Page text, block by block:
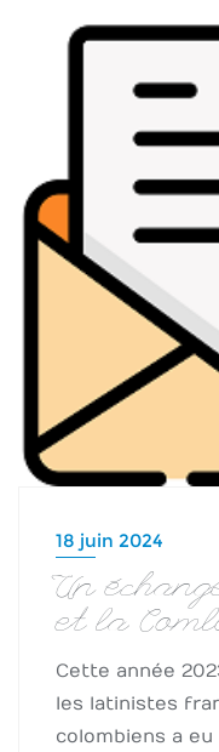
18 juin 2024
Un
et la
Cette année
les latinistes
colombiens a eu